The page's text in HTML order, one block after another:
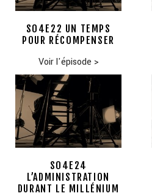
S04E22 UN TEMPS
POUR RÉCOMPENSER
Voir l'épisode >
S04E24
L’ADMINISTRATION
DURANT LE MILLÉNIUM